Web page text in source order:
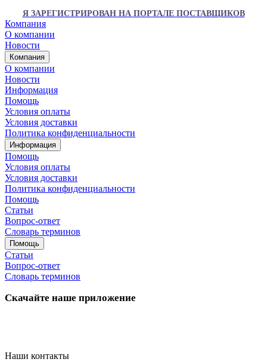
Я ЗАРЕГИСТРИРОВАН НА ПОРТАЛЕ ПОСТАВЩИКОВ
Компания
О компании
Новости
Компания
О компании
Новости
Информация
Помощь
Условия оплаты
Условия доставки
Политика конфиденциальности
Информация
Помощь
Условия оплаты
Условия доставки
Политика конфиденциальности
Помощь
Статьи
Вопрос-ответ
Словарь терминов
Помощь
Статьи
Вопрос-ответ
Словарь терминов
Скачайте наше приложение
Наши контакты